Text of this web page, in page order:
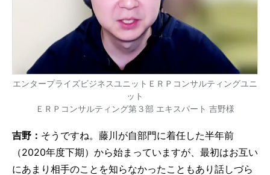
エンタープライズビジネスユニットＥＲＰコンサルティングユニ
ット
ＥＲＰコンサルティング第３部 エキスパート 吉野様
吉野： そうですね。藤川が自部門に着任した半年前
（2020年度下期）から始まっていますが、最初はお互い
にあまり相手のことを知らなかったこともあり話しづら